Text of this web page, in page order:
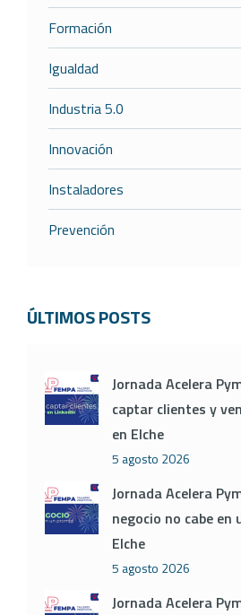
Formación
Igualdad
Industria 5.0
Innovación
Instaladores
Prevención
ÚLTIMOS POSTS
Jornada Acelera
captar clientes y
en Elche
5 agosto 2026
Jornada Acelera
negocio no cabe en
Elche
5 agosto 2026
Jornada Acelera